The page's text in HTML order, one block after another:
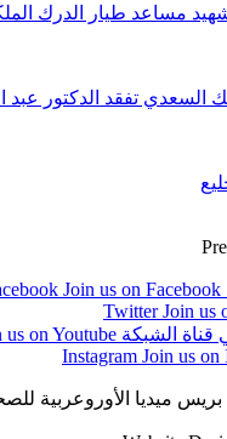
مساعد طيار الدرك
السعدي تفقد الدكتور عبد
Join us on Facebook
Twitter Join us
قناة الشبكة us on Youtube
Instagram Join us on